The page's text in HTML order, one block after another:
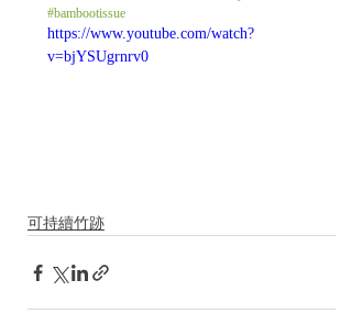
#bambootissue
https://www.youtube.com/watch?
v=bjYSUgrnrv0
可持續竹跡